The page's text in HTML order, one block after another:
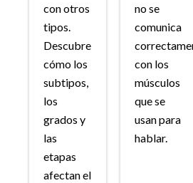
con otros
tipos.
Descubre
cómo los
subtipos,
los
grados y
las
etapas
afectan el
no se
comunica
con los
músculos
que se
usan para
hablar.